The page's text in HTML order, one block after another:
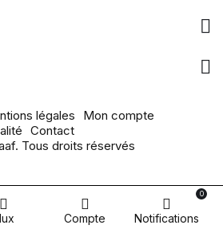
légales
Mon compte
Contact
Tous droits réservés
Compte Notifications
0